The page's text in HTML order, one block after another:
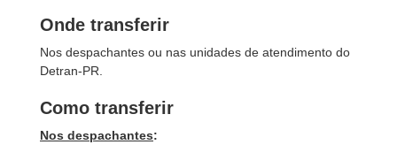
Onde transferir
Nos despachantes ou nas unidades de atendimento do
Detran-PR.
Como transferir
Nos despachantes: